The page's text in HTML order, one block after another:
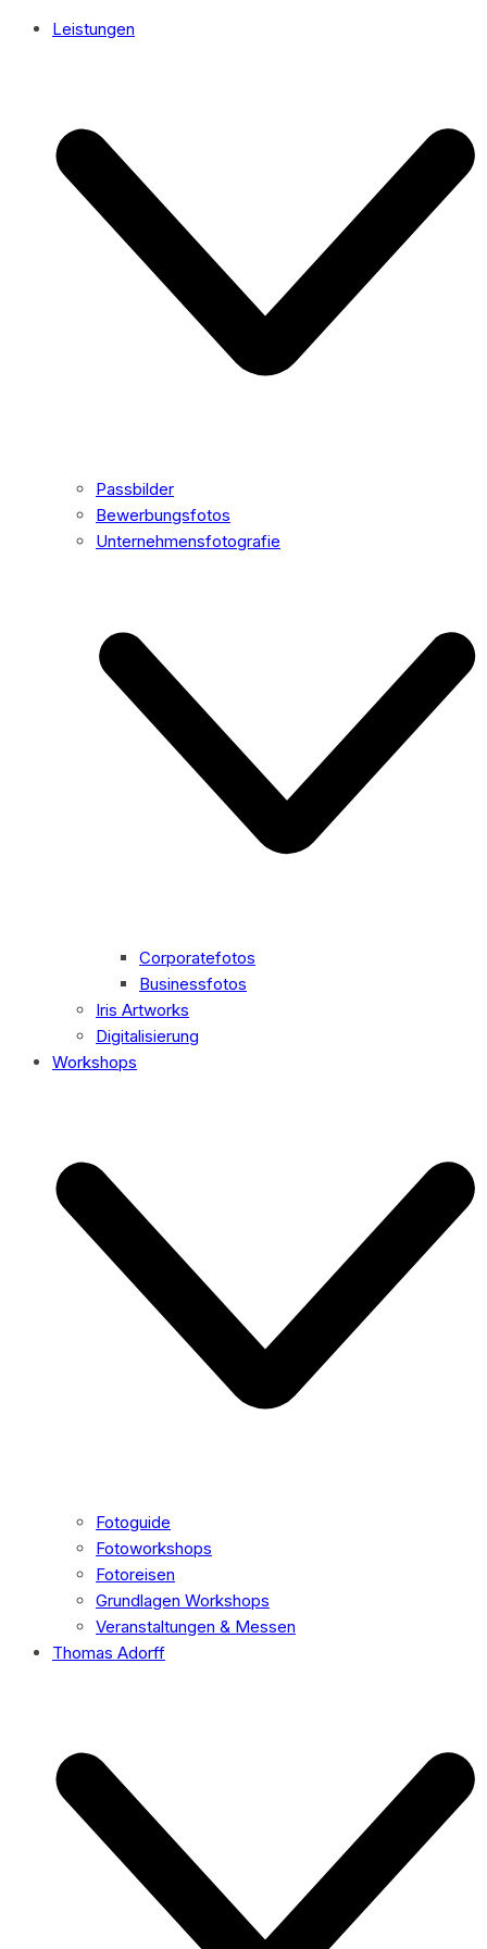
Leistungen
Passbilder
Bewerbungsfotos
Unternehmensfotografie
Corporatefotos
Businessfotos
Iris Artworks
Digitalisierung
Workshops
Fotoguide
Fotoworkshops
Fotoreisen
Grundlagen Workshops
Veranstaltungen & Messen
Thomas Adorff